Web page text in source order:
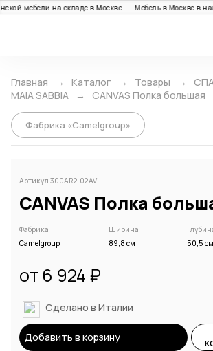
мебели на складе в Москве Мебель в Москве в
Главная Каталог Товары
MAIA SABBIA
CANVAS Полка большая
Фабрика «Camelgroup»
Артикул 300AR2.02AV
CANVAS Полка
Фабрика
Camelgroup
Ширина
89,8 см
50,5 см
от 6 924 ₽
Сделано в Италии
Добавить в корзину